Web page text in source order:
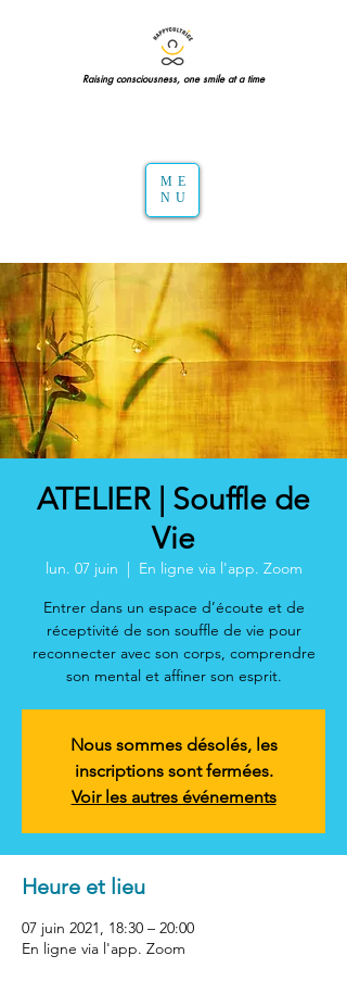
Raising consciousness, one smile at a time
ME
NU
ATELIER | Souffle de
Vie
lun. 07 juin
  |
En ligne via l'app. Zoom
Entrer dans un espace d’écoute et de
réceptivité de son souffle de vie pour
reconnecter avec son corps, comprendre
son mental et affiner son esprit.
Nous sommes désolés, les
inscriptions sont fermées.
Voir les autres événements
Heure et lieu
07 juin 2021, 18:30 – 20:00
En ligne via l'app. Zoom